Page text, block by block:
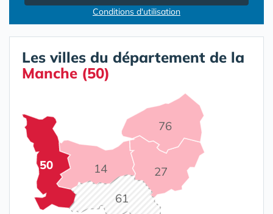
Conditions d'utilisation
Les villes du département de la
Manche (50)
14 27
50
61
76